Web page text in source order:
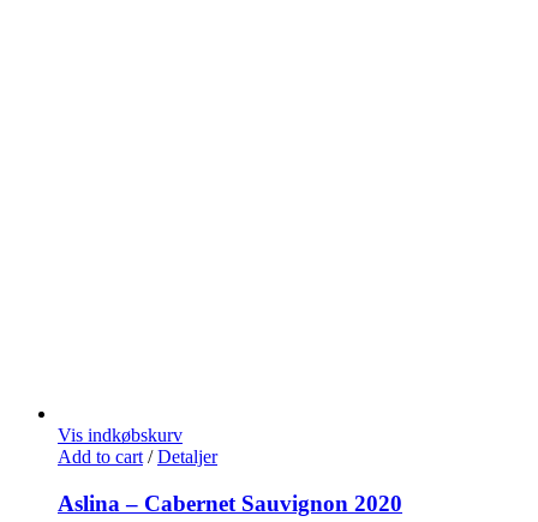
Vis indkøbskurv
Add to cart / Detaljer
Aslina – Cabernet Sauvignon 2020